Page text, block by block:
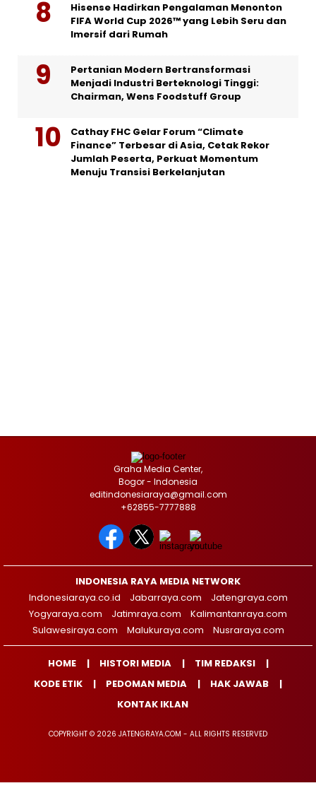
Hisense Hadirkan Pengalaman Menonton
FIFA World Cup 2026™ yang Lebih Seru dan
Imersif dari Rumah
Pertanian Modern Bertransformasi
Menjadi Industri Berteknologi Tinggi:
Chairman, Wens Foodstuff Group
Cathay FHC Gelar Forum “Climate
Finance” Terbesar di Asia, Cetak Rekor
Jumlah Peserta, Perkuat Momentum
Menuju Transisi Berkelanjutan
Graha Media Center,
Bogor - Indonesia
editindonesiaraya@gmail.com
+62855-7777888
INDONESIA RAYA MEDIA NETWORK
Indonesiaraya.co.id
Jabarraya.com
Jatengraya.com
Yogyaraya.com
Jatimraya.com
Kalimantanraya.com
Sulawesiraya.com
Malukuraya.com Nusraraya.com
HOME HISTORI MEDIA
TIM REDAKSI
KODE ETIK
PEDOMAN MEDIA
HAK JAWAB
KONTAK IKLAN
COPYRIGHT © 2026 JATENGRAYA.COM - ALL RIGHTS RESERVED